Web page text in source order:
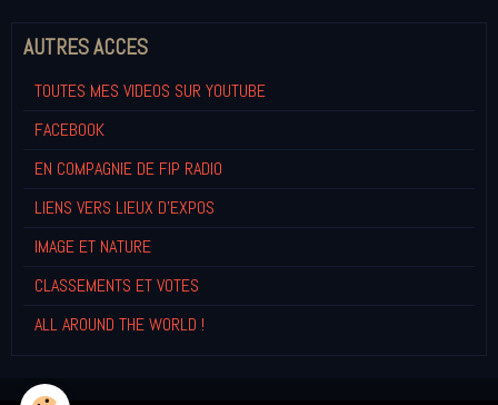
AUTRES ACCES
TOUTES MES VIDEOS SUR YOUTUBE
FACEBOOK
EN COMPAGNIE DE FIP RADIO
LIENS VERS LIEUX D'EXPOS
IMAGE ET NATURE
CLASSEMENTS ET VOTES
ALL AROUND THE WORLD !